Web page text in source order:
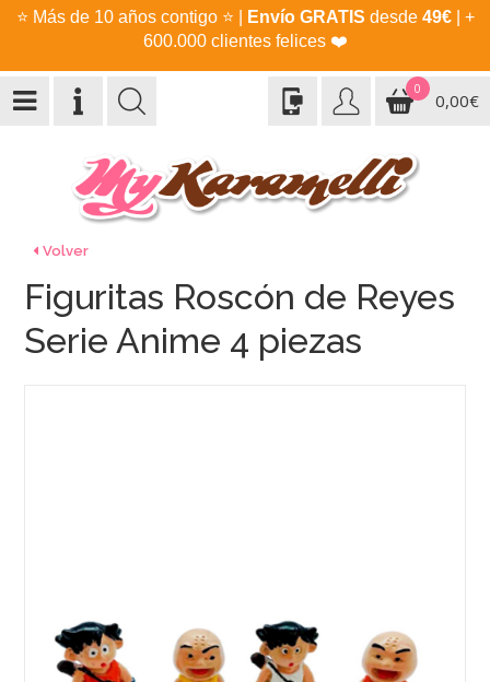
⭐ Más de 10 años contigo ⭐ Envío GRATIS desde 49€| +
600.000 clientes felices ❤️
0
0,00€
Volver
Figuritas Roscón de Reyes
Serie Anime 4 piezas